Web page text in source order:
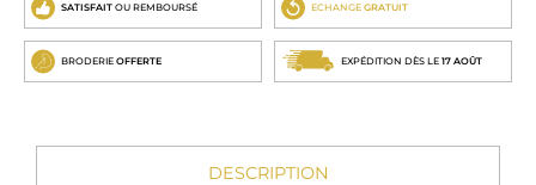
SATISFAIT OU REMBOURSÉ ECHANGE GRATUIT
BRODERIE OFFERTE EXPÉDITION DÈS LE 17 AOÛT
DESCRIPTION